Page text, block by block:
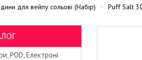
для вейпу сольові (Набір) Puff Salt
POD, Електроні